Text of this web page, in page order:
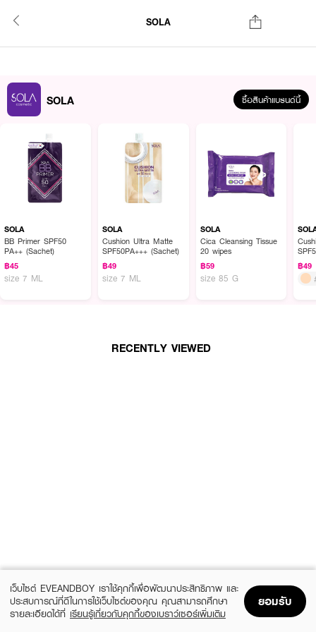
SOLA
SOLA ซื้อสินค้าแบรนด์นี้
SOLA
BB Primer SPF50
PA++ (Sachet)
฿45
size 7 ML
SOLA
Cushion Ultra Matte
SPF50PA+++ (Sachet)
฿49
size 7 ML
SOLA
Cica Cleansing Tissue
20 wipes
฿59
size 85 G
฿49
RECENTLY VIEWED
เว็บไซต์ EVEANDBOY เราใช้คุกกี้เพื่อพัฒนาประสิทธิภาพ และ
ประสบการณ์ที่ดีในการใช้เว็บไซต์ของคุณ คุณสามารถศึกษา
รายละเอียดได้ที่ เรียนรู้เกี่ยวกับคุกกี้ของเบราว์เซอร์เพิ่มเติม
ยอมรับ